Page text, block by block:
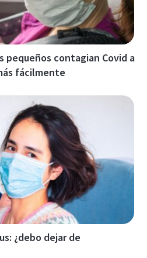
pequeños contagian Covid a
fácilmente
¿debo dejar de